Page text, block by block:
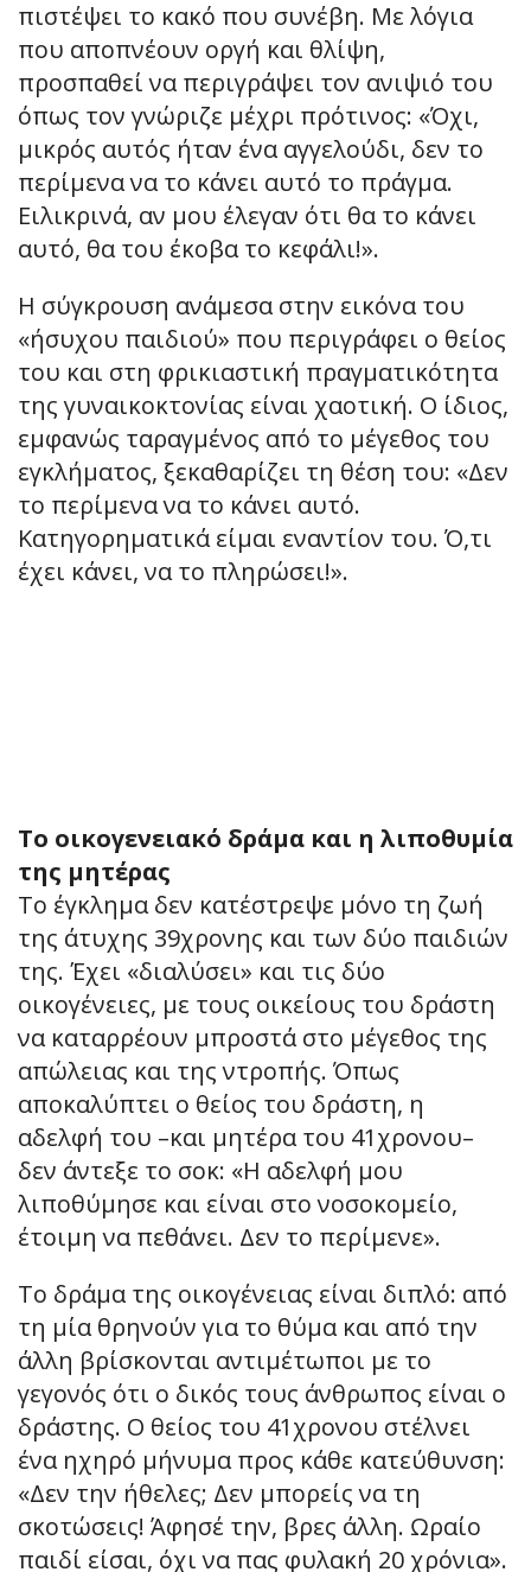
πιστέψει το κακό που συνέβη. Με λόγια
που αποπνέουν οργή και θλίψη,
προσπαθεί να περιγράψει τον ανιψιό του
όπως τον γνώριζε μέχρι πρότινος: «Όχι,
μικρός αυτός ήταν ένα αγγελούδι, δεν το
περίμενα να το κάνει αυτό το πράγμα.
Ειλικρινά, αν μου έλεγαν ότι θα το κάνει
αυτό, θα του έκοβα το κεφάλι!».
Η σύγκρουση ανάμεσα στην εικόνα του
«ήσυχου παιδιού» που περιγράφει ο θείος
του και στη φρικιαστική πραγματικότητα
της γυναικοκτονίας είναι χαοτική. Ο ίδιος,
εμφανώς ταραγμένος από το μέγεθος του
εγκλήματος, ξεκαθαρίζει τη θέση του: «Δεν
το περίμενα να το κάνει αυτό.
Κατηγορηματικά είμαι εναντίον του. Ό,τι
έχει κάνει, να το πληρώσει!».
Το οικογενειακό δράμα και η λιποθυμία
της μητέρας
Το έγκλημα δεν κατέστρεψε μόνο τη ζωή
της άτυχης 39χρονης και των δύο παιδιών
της. Έχει «διαλύσει» και τις δύο
οικογένειες, με τους οικείους του δράστη
να καταρρέουν μπροστά στο μέγεθος της
απώλειας και της ντροπής. Όπως
αποκαλύπτει ο θείος του δράστη, η
αδελφή του –και μητέρα του 41χρονου–
δεν άντεξε το σοκ: «Η αδελφή μου
λιποθύμησε και είναι στο νοσοκομείο,
έτοιμη να πεθάνει. Δεν το περίμενε».
Το δράμα της οικογένειας είναι διπλό: από
τη μία θρηνούν για το θύμα και από την
άλλη βρίσκονται αντιμέτωποι με το
γεγονός ότι ο δικός τους άνθρωπος είναι ο
δράστης. Ο θείος του 41χρονου στέλνει
ένα ηχηρό μήνυμα προς κάθε κατεύθυνση:
«Δεν την ήθελες; Δεν μπορείς να τη
σκοτώσεις! Άφησέ την, βρες άλλη. Ωραίο
παιδί είσαι, όχι να πας φυλακή 20 χρόνια».